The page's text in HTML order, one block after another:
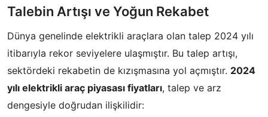
Talebin Artışı ve Yoğun Rekabet
Dünya genelinde elektrikli araçlara olan talep 2024 yılı
itibarıyla rekor seviyelere ulaşmıştır. Bu talep artışı,
sektördeki rekabetin de kızışmasına yol açmıştır. 2024
yılı elektrikli araç piyasası fiyatları, talep ve arz
dengesiyle doğrudan ilişkilidir: